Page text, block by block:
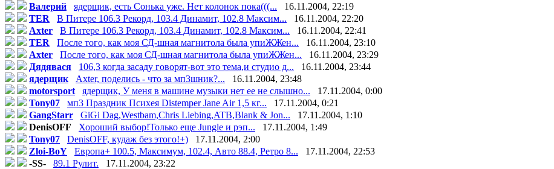
Валерий
ядерщик, есть Сонька уже. Нет колонок пока(((...
16.11.2004, 22:19
TER
В Питере 106.3 Рекорд, 103.4 Динамит, 102.8 Максим...
16.11.2004, 22:20
Axter
В Питере 106.3 Рекорд, 103.4 Динамит, 102.8 Максим...
16.11.2004, 22:41
TER
После того, как моя СД-шная магнитола была упиЖЖен...
16.11.2004, 23:10
Axter
После того, как моя СД-шная магнитола была упиЖЖен...
16.11.2004, 23:29
Дядявася
106,3 когда засаду говорят-вот это тема,и студио д...
16.11.2004, 23:44
ядерщик
Axter, поделись - что за мп3шник?...
16.11.2004, 23:48
motorsport
ядерщик, У меня в машине музыки нет ее не слышно...
17.11.2004, 0:00
Tony07
мп3 Праздник Психея Distemper Jane Air 1,5 кг...
17.11.2004, 0:21
GangStarr
GiGi Dag,Westbam,Chris Liebing,ATB,Blank & Jon...
17.11.2004, 1:10
DenisOFF
Хороший выбор!Только еще Jungle и рэп...
17.11.2004, 1:49
Tony07
DenisOFF, кудаж без этого!+)
17.11.2004, 2:00
Zloi-BoY
Европа+ 100.5, Максимум, 102.4, Авто 88.4, Ретро 8...
17.11.2004, 22:53
-SS-
89.1 Рулит.
17.11.2004, 23:22